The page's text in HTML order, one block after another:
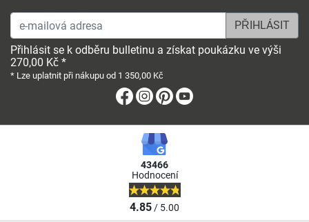
e-mailová adresa
Přihlásit se k odběru bulletinu a získat poukázku ve výši
270,00 Kč *
* Lze uplatnit při nákupu od 1 350,00 Kč
Facebook
Instagram
Pinterest
43466
Hodnocení
4.85/ 5.00